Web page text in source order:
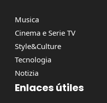
Musica
Cinema e Serie TV
Style&Culture
Tecnologia
Notizia
Enlaces útiles